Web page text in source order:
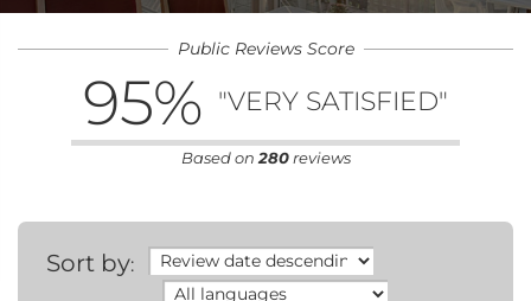
Public Reviews Score
95% "VERY SATISFIED"
Based on 280reviews
Sort by: